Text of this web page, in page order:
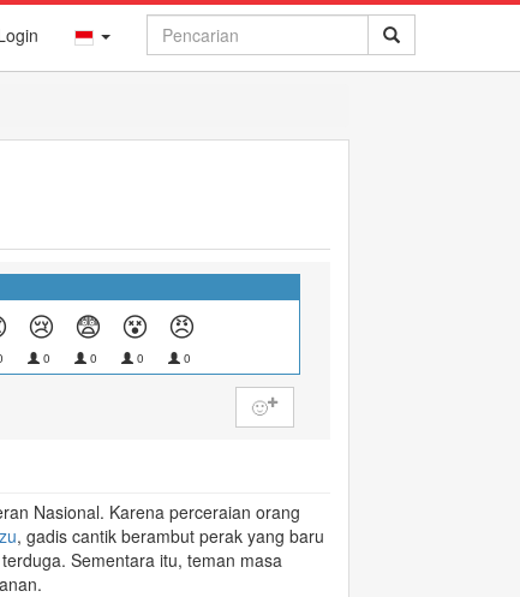
😢
0
😨
0
😵
0
😠
0
🙂
Nasional. Karena perceraian orang
, gadis cantik berambut perak yang baru
Sementara itu, teman masa